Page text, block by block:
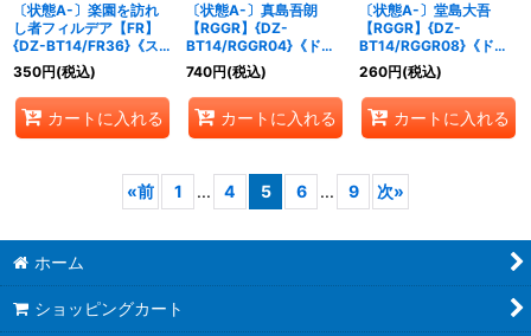
〔状態A-〕楽園を訪れ
し者フィルデア【FR】
{DZ-BT14/FR36}《ス
トイケイア》
350円(税込)
カートに入れる
〔状態A-〕真島吾朗
【RGGR】{DZ-
BT14/RGGR04}《ドラ
ゴンエンパイア》
740円(税込)
カートに入れる
〔状態A-〕堂島大吾
【RGGR】{DZ-
BT14/RGGR08}《ドラ
ゴンエンパイア》
260円(税込)
カートに入れる
«前 1 ... 4 5 6 ... 9 次»
ホーム
ショッピングカート